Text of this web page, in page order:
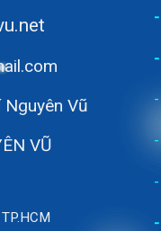
Vũ
VŨ
-
-
-